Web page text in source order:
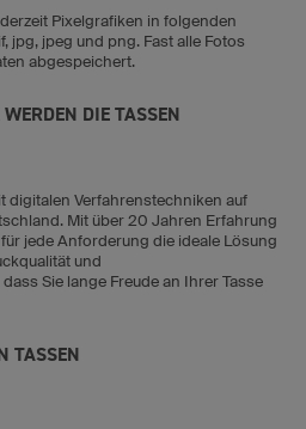
Pixelgrafiken in folgenden
jpg, jpeg und png. Fast alle Fotos
abgespeichert.
DIE TASSEN
digitalen Verfahrenstechniken auf
Mit über 20 Jahren Erfahrung
jede Anforderung die ideale Lösung
und
Sie lange Freude an Ihrer Tasse
TASSEN